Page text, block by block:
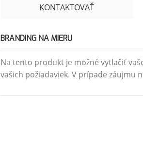
KONTAKTOVAŤ
BRANDING NA MIERU
Na tento produkt je možné vytlačiť
vašich požiadaviek. V prípade záujmu